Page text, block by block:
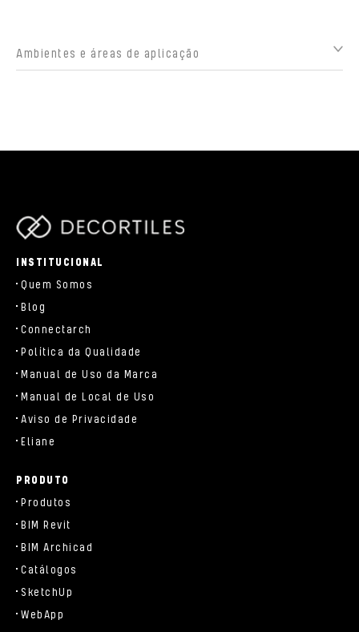
Ambientes e áreas de aplicação
INSTITUCIONAL
Quem Somos
Blog
Connectarch
Política da Qualidade
Manual de Uso da Marca
Manual de Local de Uso
Aviso de Privacidade
Eliane
PRODUTO
Produtos
BIM Revit
BIM Archicad
Catálogos
SketchUp
WebApp